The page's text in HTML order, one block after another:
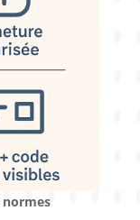
normes